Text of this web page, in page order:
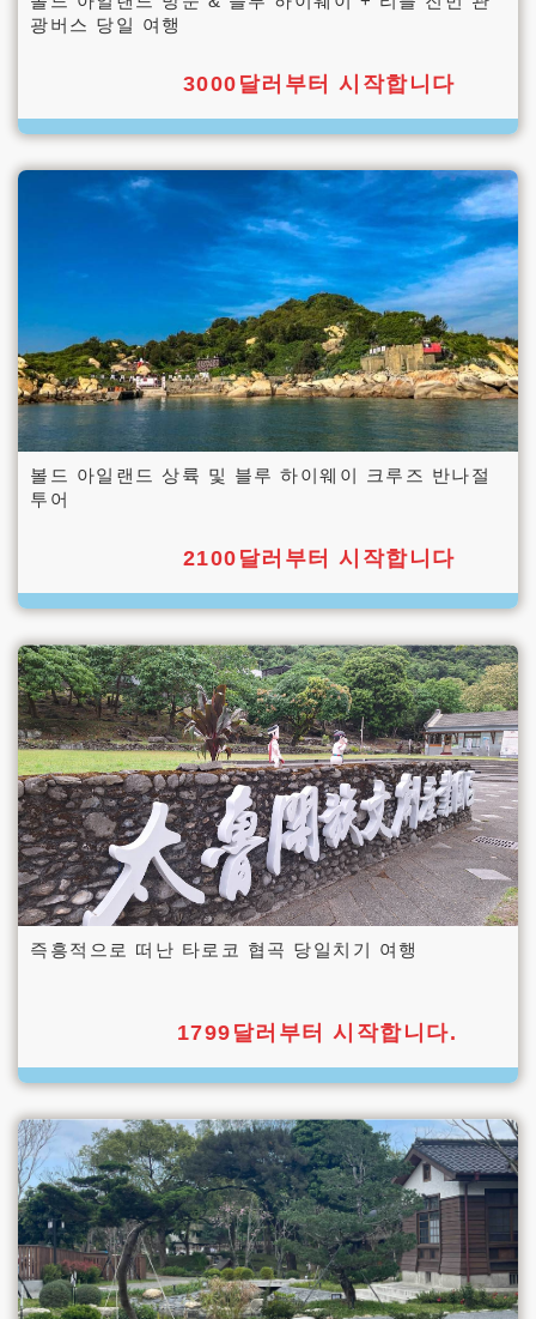
광버스 당일 여행
3000달러부터 시작합니다
볼드 아일랜드 상륙 및 블루 하이웨이 크루즈 반나절
투어
2100달러부터 시작합니다
즉흥적으로 떠난 타로코 협곡 당일치기 여행
1799달러부터 시작합니다.